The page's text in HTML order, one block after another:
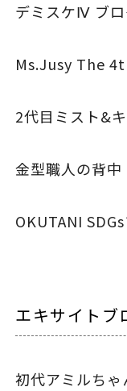
デミスケⅣ ブ
Ms.Jusy The
2代目ミスト&
金型職人の背中
OKUTANI
エキサイトブ
初代アミルちゃ